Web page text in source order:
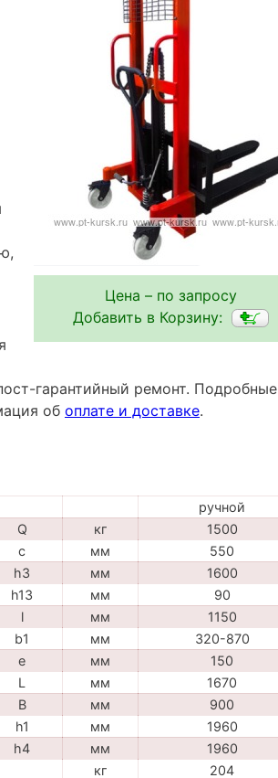
Цена – по запросу
Добавить в Корзину:
гарантийный ремонт. Подробные
об оплате и доставке.
ручной
Q кг
1500
c мм
550
h3 мм
1600
h13 мм
90
l мм
1150
b1 мм
320-870
e мм
150
L мм
1670
B мм
900
h1 мм
1960
h4 мм
1960
кг 204